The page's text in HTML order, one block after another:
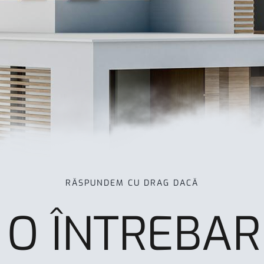
RĂSPUNDEM CU DRAG DACĂ